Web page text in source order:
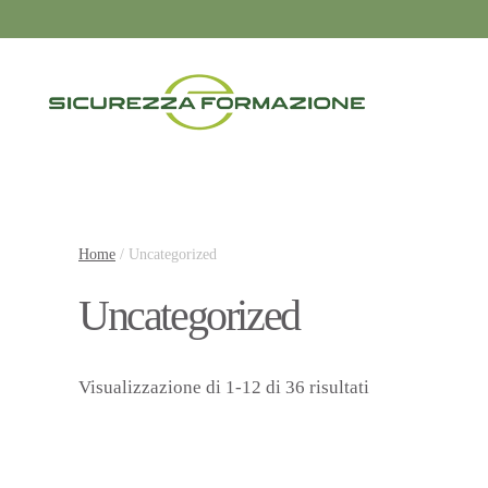
Home / Uncategorized
Uncategorized
Visualizzazione di 1-12 di 36 risultati